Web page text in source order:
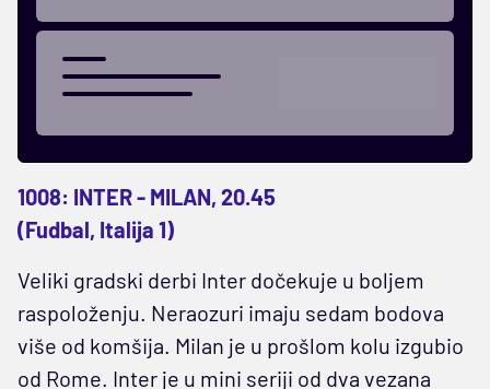
1008: INTER - MILAN, 20.45
(Fudbal, Italija 1)
Veliki gradski derbi Inter dočekuje u boljem
raspoloženju. Neraozuri imaju sedam bodova
više od komšija. Milan je u prošlom kolu izgubio
od Rome. Inter je u mini seriji od dva vezana